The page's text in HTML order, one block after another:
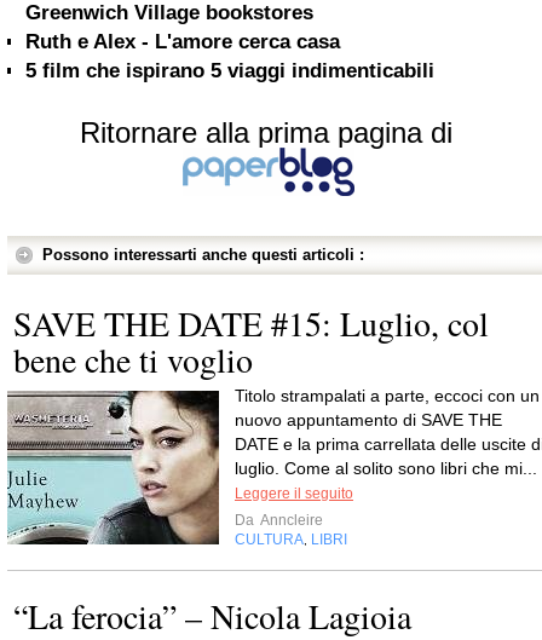
Greenwich Village bookstores
Ruth e Alex - L'amore cerca casa
5 film che ispirano 5 viaggi indimenticabili
Ritornare alla prima pagina di
Possono interessarti anche questi articoli :
SAVE THE DATE #15: Luglio, col
bene che ti voglio
Titolo strampalati a parte, eccoci con un
nuovo appuntamento di SAVE THE
DATE e la prima carrellata delle uscite
luglio. Come al solito sono libri che mi...
Leggere il seguito
Da Anncleire
CULTURA LIBRI
“La ferocia” – Nicola Lagioia